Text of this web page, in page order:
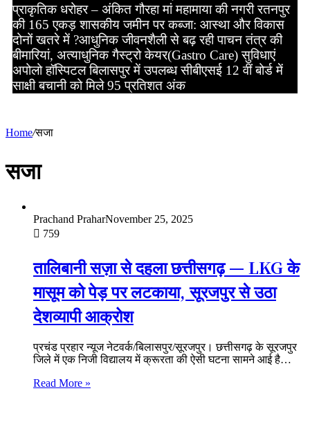
प्राकृतिक धरोहर – अंकित गौरहामां महामाया की नगरी रतनपुर
की 165 एकड़ शासकीय जमीन पर कब्जा: आस्था और विकास
दोनों खतरे में ?आधुनिक जीवनशैली से बढ़ रही पाचन तंत्र की
बीमारियां, अत्याधुनिक गैस्ट्रो केयर(Gastro Care) सुविधाएं
अपोलो हॉस्पिटल बिलासपुर में उपलब्धसीबीएसई 12 वीं बोर्ड में
साक्षी बचानी को मिले 95 प्रतिशत अंक
Home/सजा
सजा
Prachand PraharNovember 25, 2025
759
तालिबानी सज़ा से दहला छत्तीसगढ़ — LKG के
मासूम को पेड़ पर लटकाया, सूरजपुर से उठा
देशव्यापी आक्रोश
प्रचंड प्रहार न्यूज नेटवर्क/बिलासपुर/सूरजपुर। छत्तीसगढ़ के सूरजपुर
जिले में एक निजी विद्यालय में क्रूरता की ऐसी घटना सामने आई है…
Read More »